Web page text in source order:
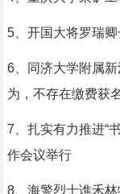
5、开国大将罗瑞
6、同济大学附属
为，不存在缴费获
7、扎实有力推进“
作会议举行
8、海警烈士谯禾